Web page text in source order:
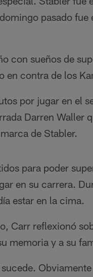
pasado
con sueños de
en contra de los
por jugar en el
Darren Waller
de Stabler.
para poder
en su carrera.
estar en la cima.
Carr reflexionó
memoria y a su